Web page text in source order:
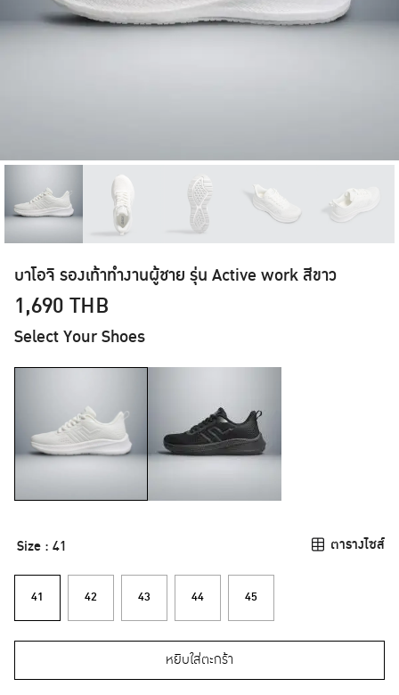
บาโอจิ รองเท้าทำงานผู้ชาย รุ่น Active work สีขาว
1,690 THB
Select Your Shoes
Size : 41
41 42 43 44 45
ตารางไซส์
หยิบใส่ตะกร้า